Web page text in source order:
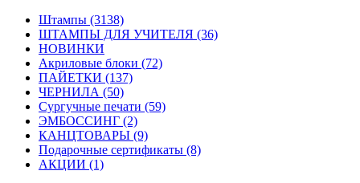
Штампы (3138)
ШТАМПЫ ДЛЯ УЧИТЕЛЯ (36)
НОВИНКИ
Акриловые блоки (72)
ПАЙЕТКИ (137)
ЧЕРНИЛА (50)
Сургучные печати (59)
ЭМБОССИНГ (2)
КАНЦТОВАРЫ (9)
Подарочные сертификаты (8)
АКЦИИ (1)